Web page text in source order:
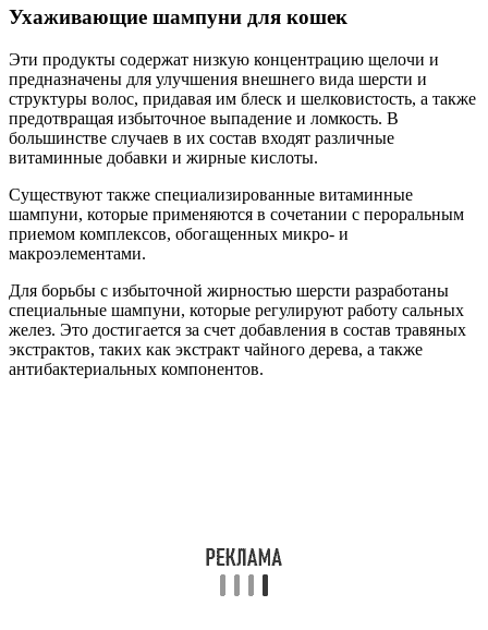
Ухаживающие шампуни для кошек
Эти продукты содержат низкую концентрацию щелочи и
предназначены для улучшения внешнего вида шерсти и
структуры волос, придавая им блеск и шелковистость, а также
предотвращая избыточное выпадение и ломкость. В
большинстве случаев в их состав входят различные
витаминные добавки и жирные кислоты.
Существуют также специализированные витаминные
шампуни, которые применяются в сочетании с пероральным
приемом комплексов, обогащенных микро- и
макроэлементами.
Для борьбы с избыточной жирностью шерсти разработаны
специальные шампуни, которые регулируют работу сальных
желез. Это достигается за счет добавления в состав травяных
экстрактов, таких как экстракт чайного дерева, а также
антибактериальных компонентов.